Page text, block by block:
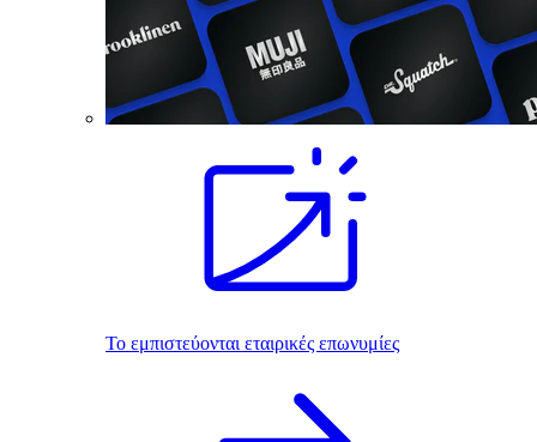
Το εμπιστεύονται εταιρικές επωνυμίες